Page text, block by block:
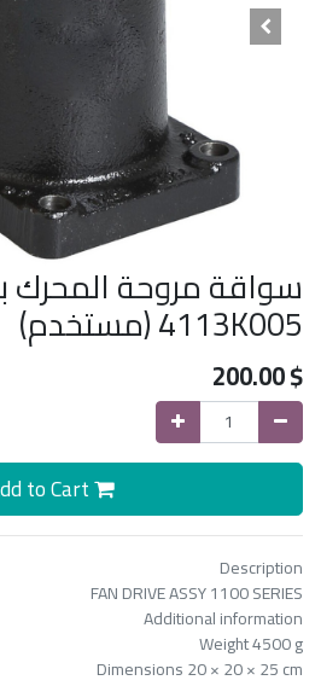
سواقة مروحة المحرك
4113K005 (مستخدم)
$
200.00
Description
FAN DRIVE ASSY 1100 SERIES
Additional information
Weight 4500 g
Dimensions 20 × 20 × 25 cm